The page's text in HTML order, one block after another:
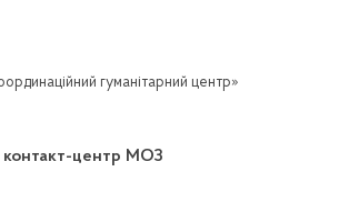
гуманітарний центр»
контакт-центр МОЗ